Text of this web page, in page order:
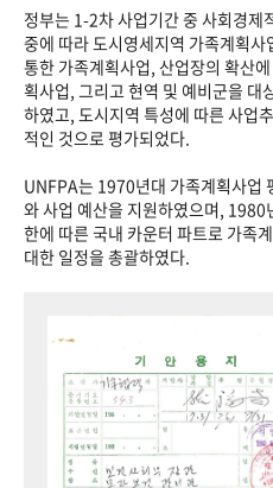
정부는 1-2차 사업기간 중 사회경제
중에 따라 도시영세지역 가족계획
통한 가족계획사업, 산업장의 확산
획사업, 그리고 현역 및 예비군을 대
하였고, 도시지역 특성에 따른 사업
적인 것으로 평가되었다.
UNFPA는 1970년대 가족계획사업
와 사업 예산을 지원하였으며,
한에 따른 국내 카운터 파트로 가족
대한 일정을 총괄하였다.